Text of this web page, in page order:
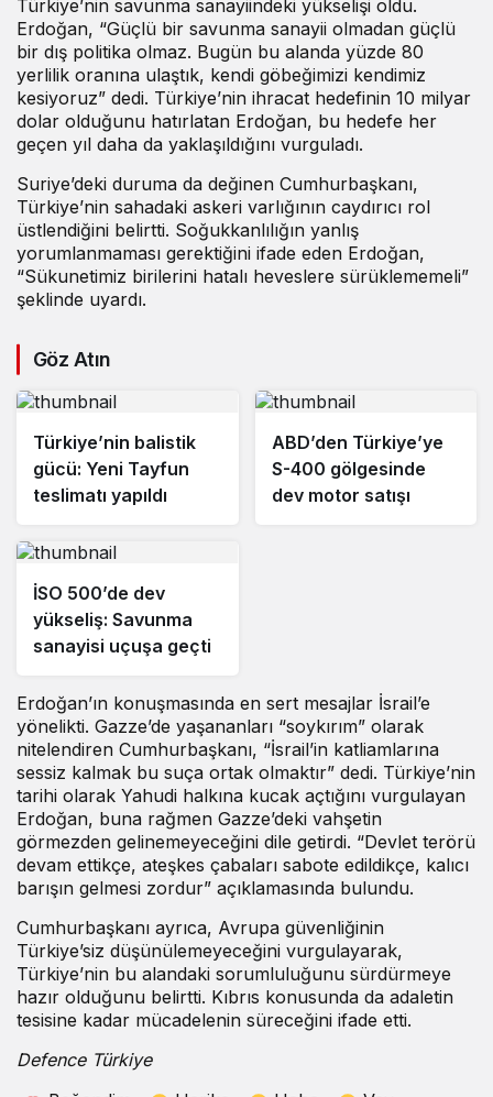
Türkiye’nin savunma sanayiindeki yükselişi oldu.
Erdoğan, “Güçlü bir savunma sanayii olmadan güçlü
bir dış politika olmaz. Bugün bu alanda yüzde 80
yerlilik oranına ulaştık, kendi göbeğimizi kendimiz
kesiyoruz” dedi. Türkiye’nin ihracat hedefinin 10 milyar
dolar olduğunu hatırlatan Erdoğan, bu hedefe her
geçen yıl daha da yaklaşıldığını vurguladı.
Suriye’deki duruma da değinen Cumhurbaşkanı,
Türkiye’nin sahadaki askeri varlığının caydırıcı rol
üstlendiğini belirtti. Soğukkanlılığın yanlış
yorumlanmaması gerektiğini ifade eden Erdoğan,
“Sükunetimiz birilerini hatalı heveslere sürüklememeli”
şeklinde uyardı.
Göz Atın
Türkiye’nin balistik
gücü: Yeni Tayfun
teslimatı yapıldı
ABD’den Türkiye’ye
S-400 gölgesinde
dev motor satışı
İSO 500’de dev
yükseliş: Savunma
sanayisi uçuşa geçti
Erdoğan’ın konuşmasında en sert mesajlar İsrail’e
yönelikti. Gazze’de yaşananları “soykırım” olarak
nitelendiren Cumhurbaşkanı, “İsrail’in katliamlarına
sessiz kalmak bu suça ortak olmaktır” dedi. Türkiye’nin
tarihi olarak Yahudi halkına kucak açtığını vurgulayan
Erdoğan, buna rağmen Gazze’deki vahşetin
görmezden gelinemeyeceğini dile getirdi. “Devlet terörü
devam ettikçe, ateşkes çabaları sabote edildikçe, kalıcı
barışın gelmesi zordur” açıklamasında bulundu.
Cumhurbaşkanı ayrıca, Avrupa güvenliğinin
Türkiye’siz düşünülemeyeceğini vurgulayarak,
Türkiye’nin bu alandaki sorumluluğunu sürdürmeye
hazır olduğunu belirtti. Kıbrıs konusunda da adaletin
tesisine kadar mücadelenin süreceğini ifade etti.
Defence Türkiye